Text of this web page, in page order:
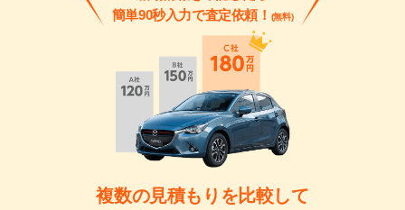
簡単90秒入力で査定依頼！ (無料)
複数の見積もりを比較して